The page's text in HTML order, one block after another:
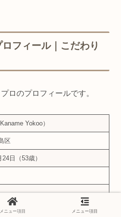
フィール｜こだわり
ロのプロフィールです。
Yokoo）
区
日（53歳）
メニュー項目 メニュー項目